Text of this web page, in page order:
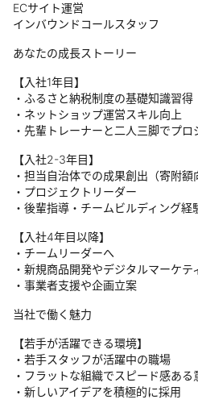
ECサイト運営
インバウンドコールスタッフ
あなたの成長ストーリー
【入社1年目】
・ふるさと納税制度の基礎知識習得
・ネットショップ運営スキル向上
・先輩トレーナーと二人三脚でプロ
【入社2-3年目】
・担当自治体での成果創出（寄附額
・プロジェクトリーダー
・後輩指導・チームビルディング経
【入社4年目以降】
・チームリーダーへ
・新規商品開発やデジタルマーケ
・事業者支援や企画立案
当社で働く魅力
【若手が活躍できる環境】
・若手スタッフが活躍中の職場
・フラットな組織でスピード感ある
・新しいアイデアを積極的に採用